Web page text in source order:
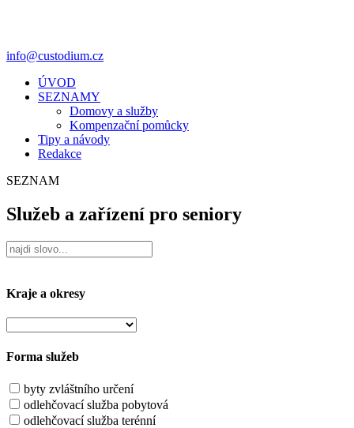
info@custodium.cz
ÚVOD
SEZNAMY
Domovy a služby
Kompenzační pomůcky
Tipy a návody
Redakce
SEZNAM
Služeb a zařízení pro seniory
Kraje a okresy
Forma služeb
byty zvláštního určení
odlehčovací služba pobytová
odlehčovací služba terénní